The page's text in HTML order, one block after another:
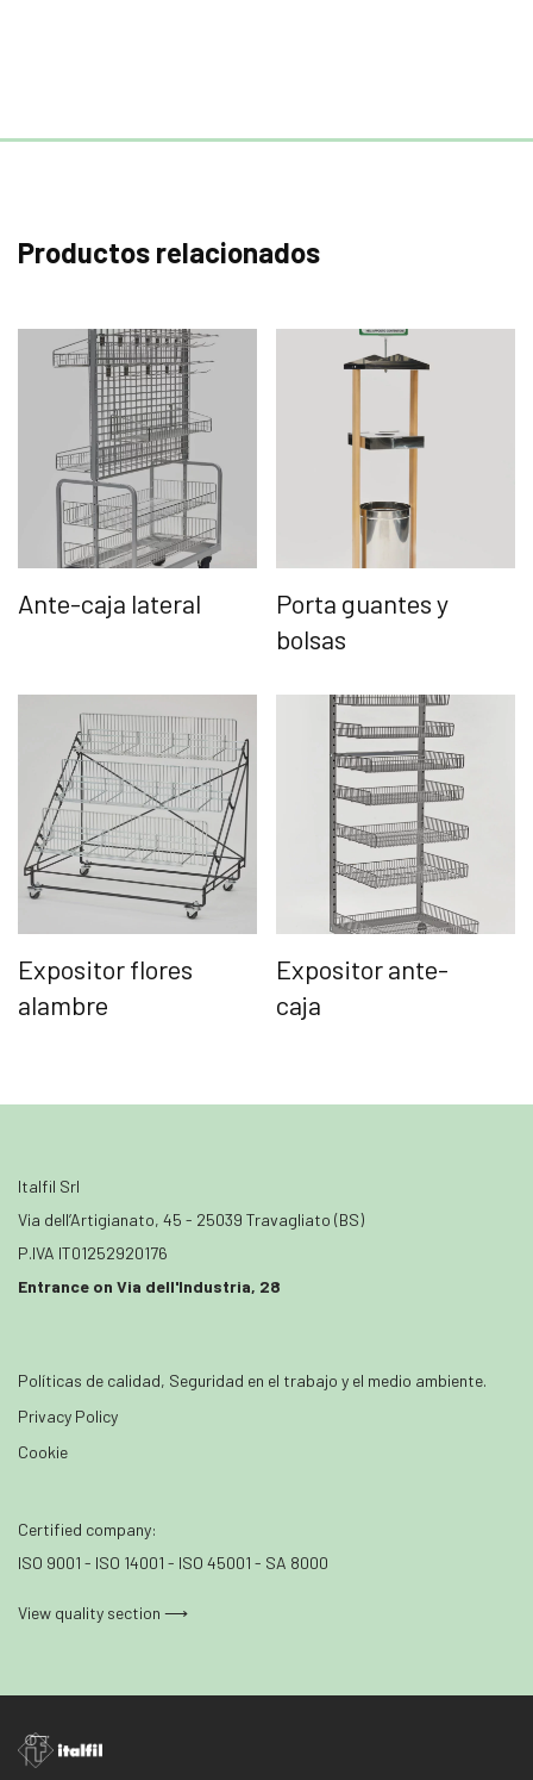
Productos relacionados
Ante-caja lateral
Porta guantes y
bolsas
Expositor flores
alambre
Expositor ante-
caja
Italfil Srl
Via dell’Artigianato, 45 - 25039 Travagliato (BS)
P.IVA IT01252920176
Entrance on Via dell'Industria, 28
Políticas de calidad, Seguridad en el trabajo y el medio ambiente.
Privacy Policy
Cookie
Certified company:
ISO 9001 - ISO 14001 - ISO 45001 - SA 8000
View quality section ⟶